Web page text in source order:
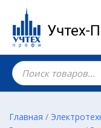
Главная /